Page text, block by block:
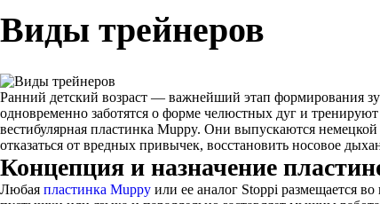
Виды трейнеров
Ранний детский возраст — важнейший этап формирования
одновременно заботятся о форме челюстных дуг и
вестибулярная пластинка Muppy. Они выпускаются
отказаться от вредных привычек, восстановить носовое
Концепция и назначение
Любая пластинка Muppy или ее аналог Stoppi размещается